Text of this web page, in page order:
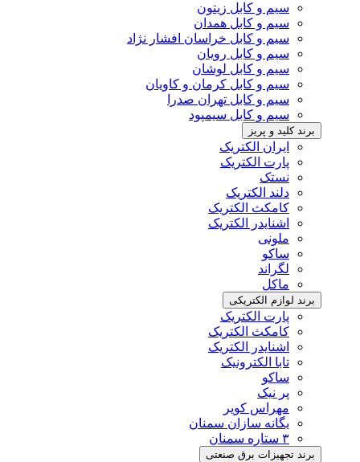
سیم و کابل زیتون
سیم و کابل همدان
سیم و کابل خراسان افشار نژاد
سیم و کابل رویان
سیم و کابل لوشان
سیم و کابل کرمان و کاویان
سیم و کابل تهران صدرا
سیم و کابل سیمپود
برند کلید و پریز
ایران الکتریک
پارت الکتریک
نستک
دلند الکتریک
کامکث الکتریک
اشنایدر الکتریک
ملونی
ساکو
لگراند
ماکل
برند لوازم الکتریکی
پارت الکتریک
کامکث الکتریک
اشنایدر الکتریک
تابا الکترونیک
ساکو
پر نیک
مهراس کویر
یگانه سازان سمنان
۳ ستاره سمنان
برند تجهیزات برق صنعتی